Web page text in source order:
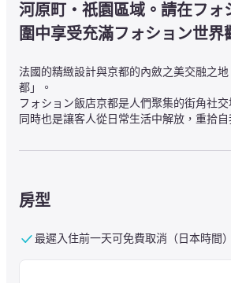
河原町・祇園區域。請在フォ
圍中享受充滿フォション世界
法國的精緻設計與京都的內斂之美交融之
都」。
フォション飯店京都是人們聚集的街角社交
同時也是讓客人從日常生活中解放，重拾自
名為“自由”的現代開始，透過異文化交流誕
正如京都街道上閃耀著的亮眼點綴色，フォ
房型
最遲入住前一天可免費取消（日本時間）